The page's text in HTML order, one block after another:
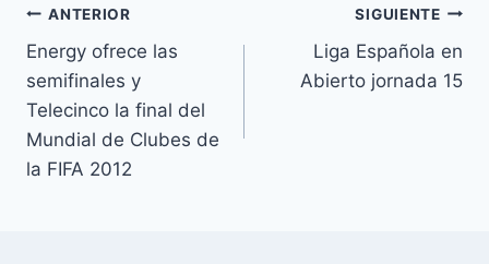
Navegación
de
entradas
ANTERIOR
Energy ofrece las
semifinales y
Telecinco la final del
Mundial de Clubes de
la FIFA 2012
SIGUIENTE
Liga Española en
Abierto jornada 15